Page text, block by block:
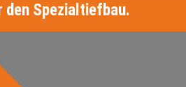
den Spezialtiefbau.